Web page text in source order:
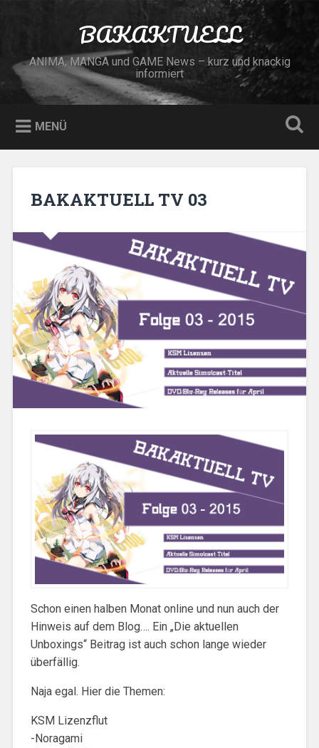
BAKAKTUELL
ANIMA, MANGA und GAME News – kurz und knackig
informiert
MENÜ
BAKAKTUELL TV 03
Schon einen halben Monat online und nun auch der
Hinweis auf dem Blog…. Ein „Die aktuellen
Unboxings“ Beitrag ist auch schon lange wieder
überfällig.
Naja egal. Hier die Themen:
KSM Lizenzflut
-Noragami